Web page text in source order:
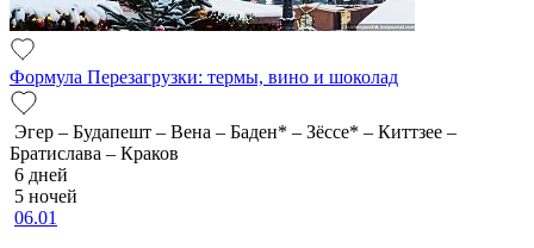
Формула Перезагрузки: термы, вино и шоколад
Эгер – Будапешт – Вена – Баден* – Зёссе* – Киттзее –
Братислава – Краков
6 дней
5 ночей
06.01